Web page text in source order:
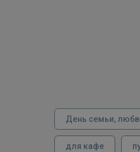
День семьи,
для кафе